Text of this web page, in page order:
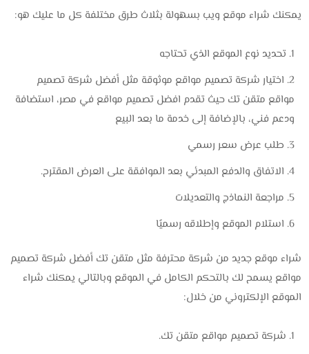
يمكنك شراء موقع ويب بسهولة بثلاث طرق مختلفة كل ما عليك هو:
تحديد نوع الموقع الذي تحتاجه
اختيار شركة تصميم مواقع موثوقة مثل أفضل شركة تصميم
مواقع متقن تك حيث تقدم افضل تصميم مواقع في مصر، استضافة
ودعم فني، بالإضافة إلى خدمة ما بعد البيع
طلب عرض سعر رسمي
الاتفاق والدفع المبدئي بعد الموافقة على العرض المقترح.
مراجعة النماذج والتعديلات
استلام الموقع وإطلاقه رسميًا
شراء موقع جديد من شركة محترفة مثل متقن تك أفضل شركة تصميم
مواقع يسمح لك بالتحكم الكامل في الموقع وبالتالي يمكنك شراء
الموقع الإلكتروني من خلال:
شركة تصميم مواقع متقن تك.